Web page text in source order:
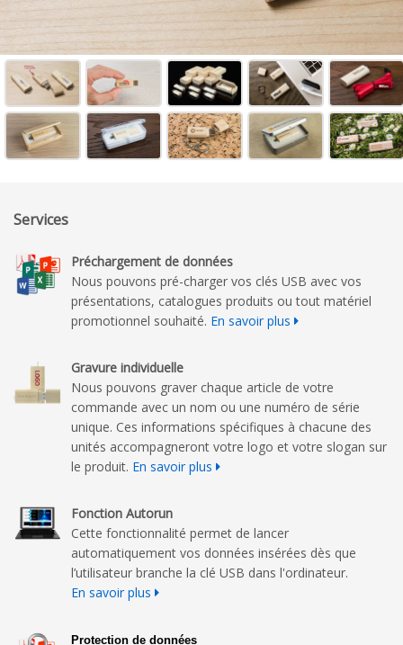
Services
Préchargement de données
Nous pouvons pré-charger vos clés USB avec vos
présentations, catalogues produits ou tout matériel
promotionnel souhaité. En savoir plus
Gravure individuelle
Nous pouvons graver chaque article de votre
commande avec un nom ou une numéro de série
unique. Ces informations spécifiques à chacune des
unités accompagneront votre logo et votre slogan sur
le produit. En savoir plus
Fonction Autorun
Cette fonctionnalité permet de lancer
automatiquement vos données insérées dès que
l’utilisateur branche la clé USB dans l'ordinateur.
En savoir plus
Protection de données